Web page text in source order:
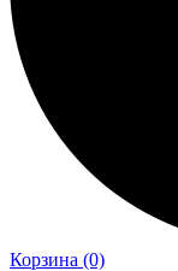
Корзина (0)